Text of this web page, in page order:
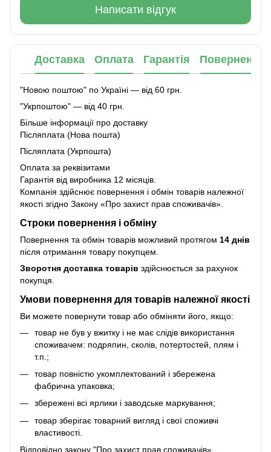
Написати відгук
Доставка Оплата Гарантія Повернення
"Новою поштою" по Україні — від 60 грн.
"Укрпоштою" — від 40 грн.
Більше інформації про доставку
Післяплата (Нова пошта)
Післяплата (Укрпошта)
Оплата за реквізитами
Гарантія від виробника 12 місяців.
Компанія здійснює повернення і обмін товарів належної
якості згідно Закону «Про захист прав споживачів»
Строки повернення і обміну
Повернення та обмін товарів можливий протягом 14 днів
після отримання товару покупцем.
Зворотня доставка товарів здійснюється за рахунок
покупця.
Умови повернення для товарів належної якості
Ви можете повернути товар або обміняти його, якщо:
товар не був у вжитку і не має слідів використання
споживачем: подряпин, сколів, потертостей, плям і
т.п.;
товар повністю укомплектований і збережена
фабрична упаковка;
збережені всі ярлики і заводське маркування;
товар зберігає товарний вигляд і свої споживчі
властивості.
Відповідно закону "Про захист прав споживачів»,